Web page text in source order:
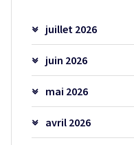
juillet 2026
juin 2026
mai 2026
avril 2026